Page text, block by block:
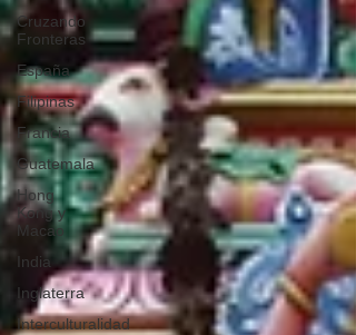
Cruzando
Fronteras
España
Filipinas
Francia
Guatemala
Hong
Kong y
Macao
India
Inglaterra
Interculturalidad